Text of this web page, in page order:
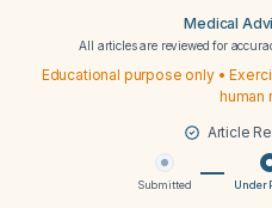
Medical
All articles are reviewed for
Educational purpose only •
human
Article
Submitted Under